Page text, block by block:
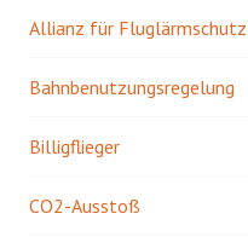
Allianz für Fluglärmschutz
Bahnbenutzungsregelung
Billigflieger
CO2-Ausstoß